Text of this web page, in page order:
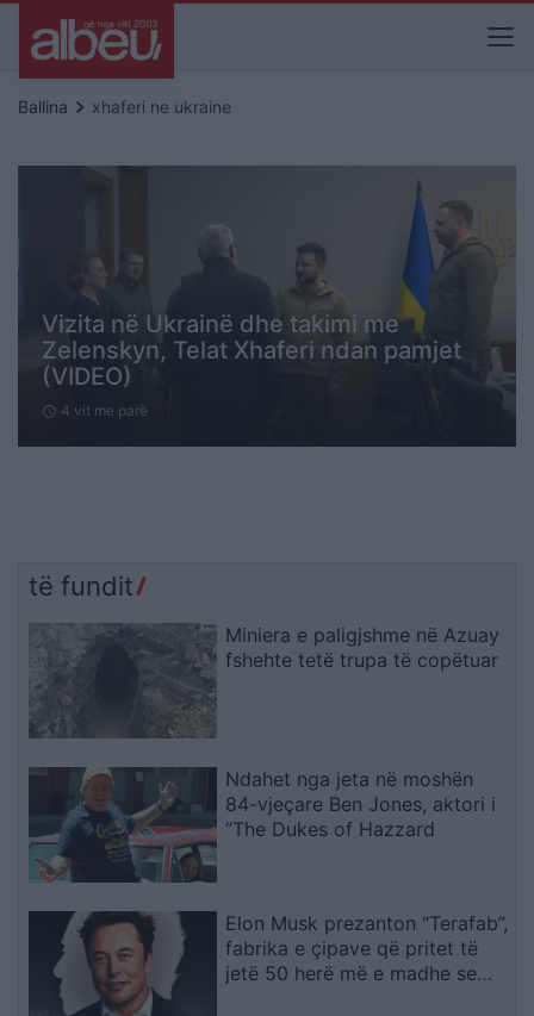
Ballina keyboard_arrow_right xhaferi ne ukraine
Vizita në Ukrainë dhe takimi me
Zelenskyn, Telat Xhaferi ndan pamjet
(VIDEO)
schedule 4 vit me parë
të fundit
Miniera e paligjshme në Azuay
fshehte tetë trupa të copëtuar
Ndahet nga jeta në moshën
84-vjeçare Ben Jones, aktori i
“The Dukes of Hazzard
Elon Musk prezanton “Terafab”,
fabrika e çipave që pritet të
jetë 50 herë më e madhe se